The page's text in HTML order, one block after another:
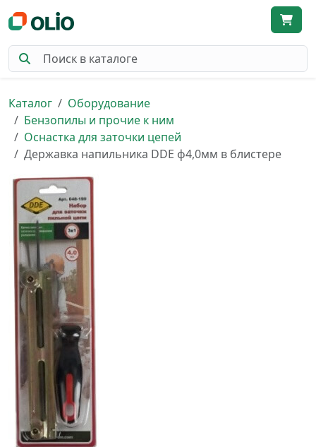
Каталог
Оборудование
Бензопилы и прочие к ним
Оснастка для заточки цепей
Державка напильника DDE ф4,0мм в блистере